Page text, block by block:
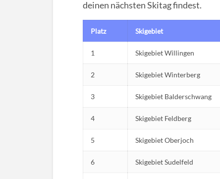
deinen nächsten Skitag findest.
Platz Skigebiet
1 Skigebiet Willingen
2 Skigebiet Winterberg
3 Skigebiet Balderschwang
4 Skigebiet Feldberg
5 Skigebiet Oberjoch
6 Skigebiet Sudelfeld